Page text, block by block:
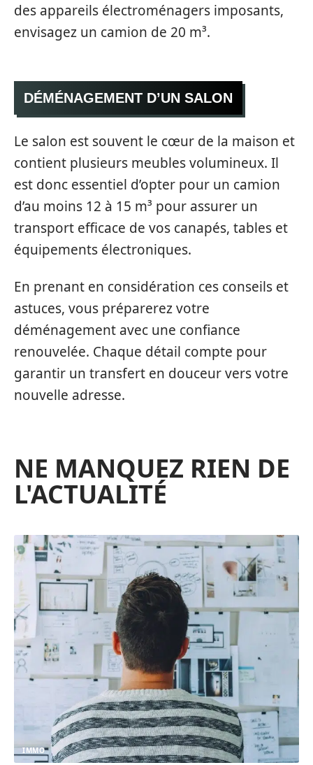
des appareils électroménagers imposants,
envisagez un camion de 20 m³.
DÉMÉNAGEMENT D’UN SALON
Le salon est souvent le cœur de la maison et
contient plusieurs meubles volumineux. Il
est donc essentiel d’opter pour un camion
d’au moins 12 à 15 m³ pour assurer un
transport efficace de vos canapés, tables et
équipements électroniques.
En prenant en considération ces conseils et
astuces, vous préparerez votre
déménagement avec une confiance
renouvelée. Chaque détail compte pour
garantir un transfert en douceur vers votre
nouvelle adresse.
NE MANQUEZ RIEN DE
L'ACTUALITÉ
IMMO